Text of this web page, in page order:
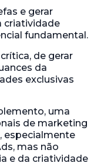
e gerar
criatividade
fundamental.
de gerar
da
exclusivas
uma
de marketing
especialmente
mas não
e da criatividade